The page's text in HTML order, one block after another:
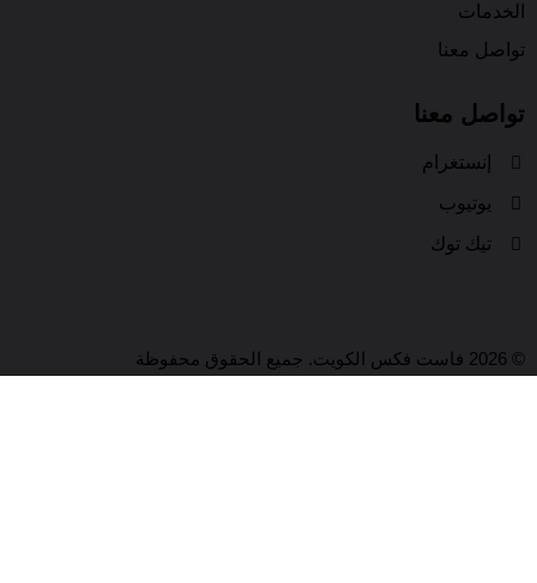
الخدمات
تواصل معنا
تواصل معنا
إنستغرام
يوتيوب
تيك توك
© 2026 فاست فكس الكويت. جميع الحقوق محفوظة